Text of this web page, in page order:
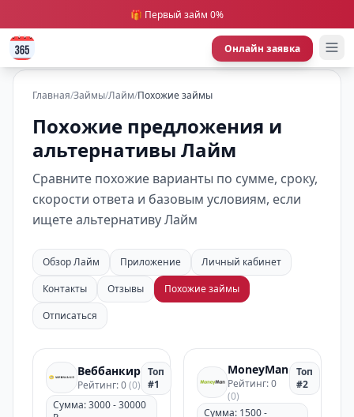
🎁 Первый займ 0%
Онлайн заявка
Главная/Займы/Лайм/Похожие займы
Похожие предложения и
альтернативы Лайм
Сравните похожие варианты по сумме, сроку,
скорости ответа и базовым условиям, если
ищете альтернативу Лайм
Обзор Лайм Приложение
Личный кабинет
Контакты
Отзывы
Похожие займы
Отписаться
Веббанкир
Рейтинг: 0(0)
Топ
#1
Сумма: 3000 - 30000
MoneyMan
Рейтинг: 0
(0)
Топ
#2
Сумма: 1500 -